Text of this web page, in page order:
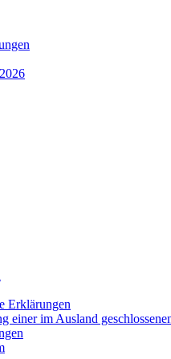
Erklärungen
einer im Ausland